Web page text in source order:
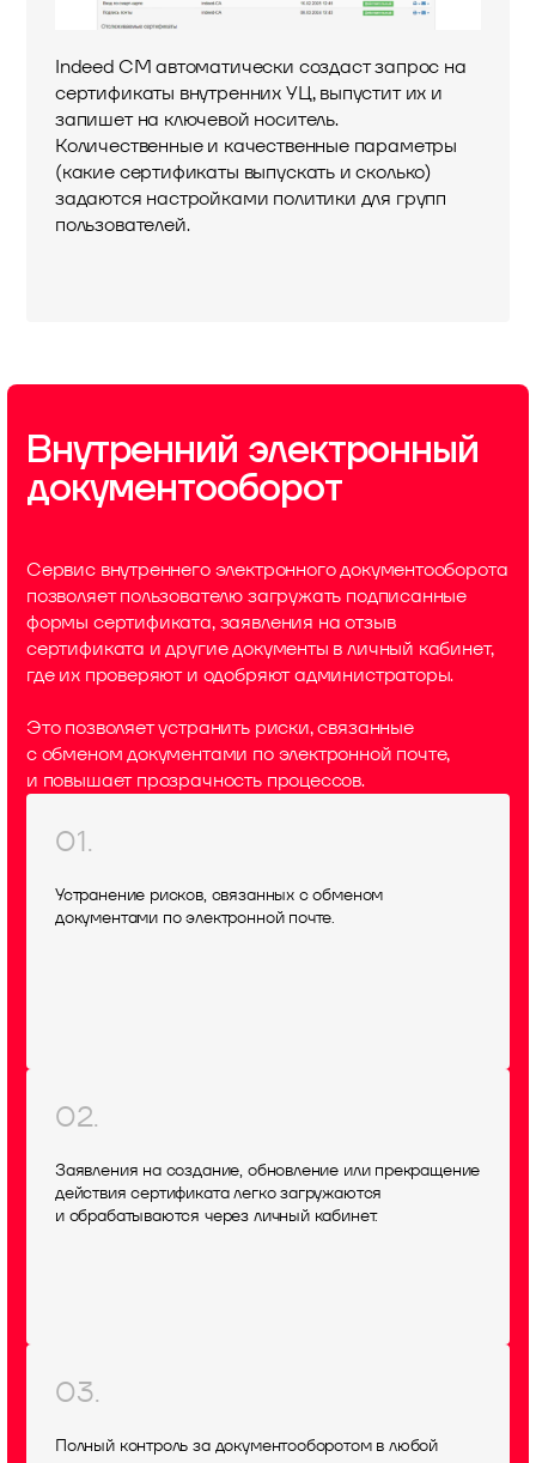
Indeed CM автоматически создаст запрос на
сертификаты внутренних УЦ, выпустит их и
запишет на ключевой носитель.
Количественные и качественные параметры
(какие сертификаты выпускать и сколько)
задаются настройками политики для групп
пользователей.
Внутренний электронный
документооборот
Сервис внутреннего электронного документооборота
позволяет пользователю загружать подписанные
формы сертификата, заявления на отзыв
сертификата и другие документы в личный кабинет,
где их проверяют и одобряют администраторы.
Это позволяет устранить риски, связанные
с обменом документами по электронной почте,
и повышает прозрачность процессов.
01.
Устранение рисков, связанных с обменом
документами по электронной почте.
02.
Заявления на создание, обновление или прекращение
действия сертификата легко загружаются
и обрабатываются через личный кабинет.
03.
Полный контроль за документооборотом в любой